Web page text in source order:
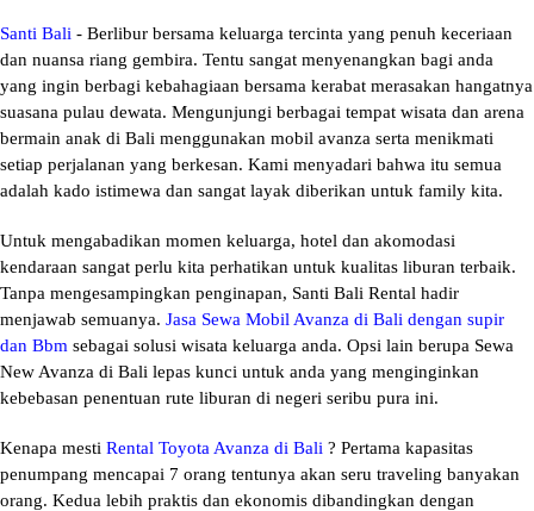
Santi Bali - Berlibur bersama keluarga tercinta yang penuh keceriaan
dan nuansa riang gembira. Tentu sangat menyenangkan bagi anda
yang ingin berbagi kebahagiaan bersama kerabat merasakan hangatnya
suasana pulau dewata. Mengunjungi berbagai tempat wisata dan arena
bermain anak di Bali menggunakan mobil avanza serta menikmati
setiap perjalanan yang berkesan. Kami menyadari bahwa itu semua
adalah kado istimewa dan sangat layak diberikan untuk family kita.
Untuk mengabadikan momen keluarga, hotel dan akomodasi
kendaraan sangat perlu kita perhatikan untuk kualitas liburan terbaik.
Tanpa mengesampingkan penginapan, Santi Bali Rental hadir
menjawab semuanya. Jasa Sewa Mobil Avanza di Bali dengan supir
dan Bbm sebagai solusi wisata keluarga anda. Opsi lain berupa Sewa
New Avanza di Bali lepas kunci untuk anda yang menginginkan
kebebasan penentuan rute liburan di negeri seribu pura ini.
Kenapa mesti Rental Toyota Avanza di Bali ? Pertama kapasitas
penumpang mencapai 7 orang tentunya akan seru traveling banyakan
orang. Kedua lebih praktis dan ekonomis dibandingkan dengan